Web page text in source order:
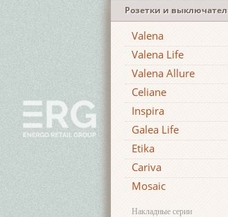
Розетки и
Valena
Valena Life
Valena Allure
Celiane
Inspira
Galea Life
Etika
Cariva
Mosaic
Накладные серии